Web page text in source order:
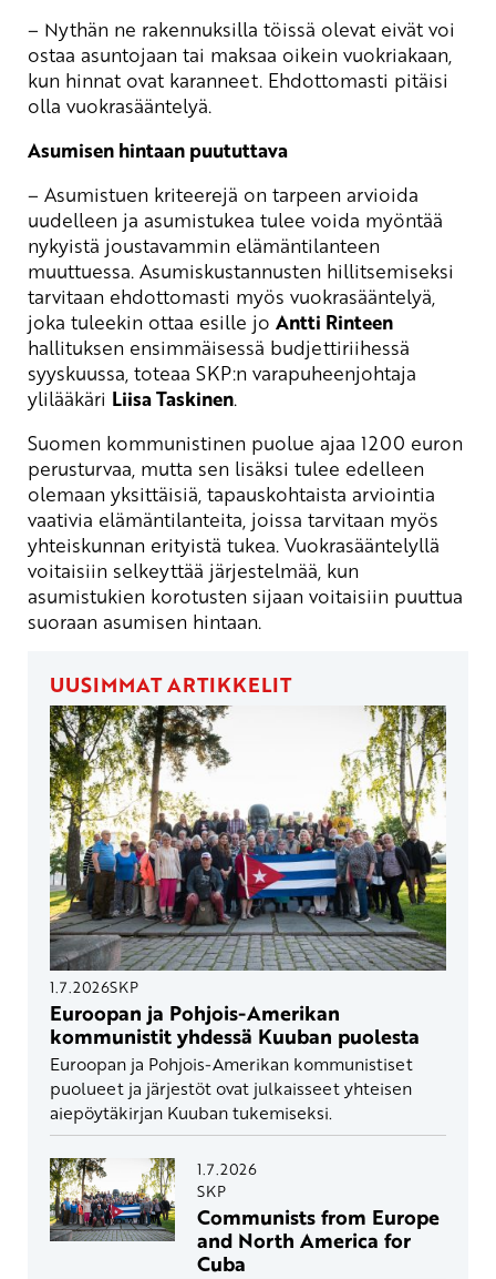
– Nythän ne rakennuksilla töissä olevat eivät voi
ostaa asuntojaan tai maksaa oikein vuokriakaan,
kun hinnat ovat karanneet. Ehdottomasti pitäisi
olla vuokrasääntelyä.
Asumisen hintaan puututtava
– Asumistuen kriteerejä on tarpeen arvioida
uudelleen ja asumistukea tulee voida myöntää
nykyistä joustavammin elämäntilanteen
muuttuessa. Asumiskustannusten hillitsemiseksi
tarvitaan ehdottomasti myös vuokrasääntelyä,
joka tuleekin ottaa esille jo Antti Rinteen
hallituksen ensimmäisessä budjettiriihessä
syyskuussa, toteaa SKP:n varapuheenjohtaja
ylilääkäri Liisa Taskinen.
Suomen kommunistinen puolue ajaa 1200 euron
perusturvaa, mutta sen lisäksi tulee edelleen
olemaan yksittäisiä, tapauskohtaista arviointia
vaativia elämäntilanteita, joissa tarvitaan myös
yhteiskunnan erityistä tukea. Vuokrasääntelyllä
voitaisiin selkeyttää järjestelmää, kun
asumistukien korotusten sijaan voitaisiin puuttua
suoraan asumisen hintaan.
UUSIMMAT ARTIKKELIT
1.7.2026SKP
Euroopan ja Pohjois-Amerikan
kommunistit yhdessä Kuuban puolesta
Euroopan ja Pohjois-Amerikan kommunistiset
puolueet ja järjestöt ovat julkaisseet yhteisen
aiepöytäkirjan Kuuban tukemiseksi.
1.7.2026
SKP
Communists from Europe
and North America for
Cuba